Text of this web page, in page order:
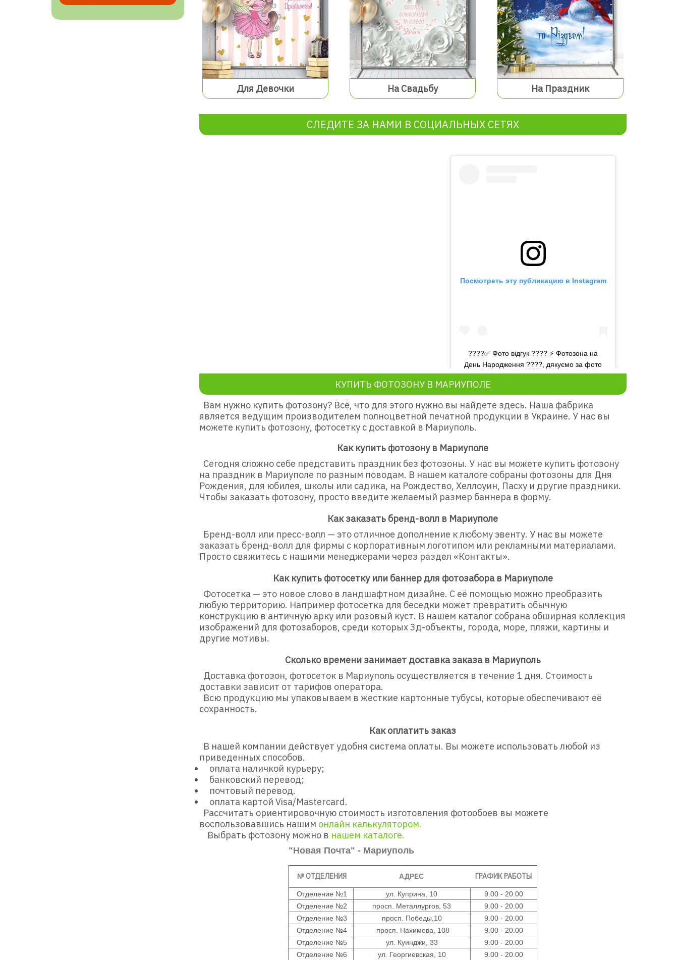
Для Девочки На Свадьбу На Праздник
СЛЕДИТЕ ЗА НАМИ В СОЦИАЛЬНЫХ СЕТЯХ
Посмотреть эту публикацию в Instagram
????✅ Фото відгук ???? ⚡️ Фотозона на
День Народження ????, дякуємо за фото
???? ⭐️ Артикул 70006
Публикация отФабрика эко печати(@ecofabrica.com.ua)
КУПИТЬ ФОТОЗОНУ В МАРИУПОЛЕ
Вам нужно купить фотозону? Всё, что для этого нужно вы найдете здесь. Наша фабрика
является ведущим производителем полноцветной печатной продукции в Украине. У нас вы
можете купить фотозону, фотосетку с доставкой в Мариуполь.
Как купить фотозону в Мариуполе
Сегодня сложно себе представить праздник без фотозоны. У нас вы можете купить фотозону
на праздник в Мариуполе по разным поводам. В нашем каталоге собраны фотозоны для Дня
Рождения, для юбилея, школы или садика, на Рождество, Хеллоуин, Пасху и другие праздники.
Чтобы заказать фотозону, просто введите желаемый размер баннера в форму.
Как заказать бренд-волл в Мариуполе
Бренд-волл или пресс-волл — это отличное дополнение к любому эвенту. У нас вы можете
заказать бренд-волл для фирмы с корпоративным логотипом или рекламными материалами.
Просто свяжитесь с нашими менеджерами через раздел «Контакты».
Как купить фотосетку или баннер для фотозабора в Мариуполе
Фотосетка — это новое слово в ландшафтном дизайне. С её помощью можно преобразить
любую территорию. Например фотосетка для беседки может превратить обычную
конструкцию в античную арку или розовый куст. В нашем каталог собрана обширная коллекция
изображений для фотозаборов, среди которых 3д-объекты, города, море, пляжи, картины и
другие мотивы.
Сколько времени занимает доставка заказа в Мариуполь
Доставка фотозон, фотосеток в Мариуполь осуществляется в течение 1 дня. Стоимость
доставки зависит от тарифов оператора.
Всю продукцию мы упаковываем в жесткие картонные тубусы, которые обеспечивают её
сохранность.
Как оплатить заказ
В нашей компании действует удобня система оплаты. Вы можете использовать любой из
приведенных способов.
оплата наличкой курьеру;
банковский перевод;
почтовый перевод.
оплата картой Visa/Mastercard.
Рассчитать ориентировочную стоимость изготовления фотообоев вы можете
воспользовавшись нашим онлайн калькулятором.
Выбрать фотозону можно в нашем каталоге.
"Новая Почта" - Мариуполь
№ ОТДЕЛЕНИЯ АДРЕС ГРАФИК РАБОТЫ
Отделение №1 ул. Куприна, 10
9.00 - 20.00
Отделение №2
просп. Металлургов, 53 9.00 - 20.00
Отделение №3
просп. Победы,10 9.00 - 20.00
Отделение №4
просп. Нахимова, 108 9.00 - 20.00
Отделение №5
ул. Куинджи, 33 9.00 - 20.00
Отделение №6
ул. Георгиевская, 10 9.00 - 20.00